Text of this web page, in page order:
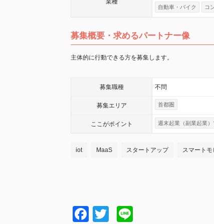
業種
自動車・バイク コ
募集概要・求めるパートナー像
主体的に行動できる方を募集します。
募集職種 不問
募集エリア 首都圏
ここがポイント 週末起業（副業起業）
iot MaaS スタートアップ スマートモ
Facebook
Twitter